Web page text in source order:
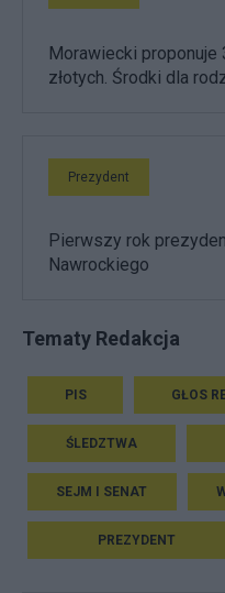
Morawiecki
złotych. Środki dla
Prezydent
Pierwszy rok
Nawrockiego
Tematy Redakcja
PIS GŁOS
ŚLEDZTWA
SEJM I SENAT
PREZYDENT